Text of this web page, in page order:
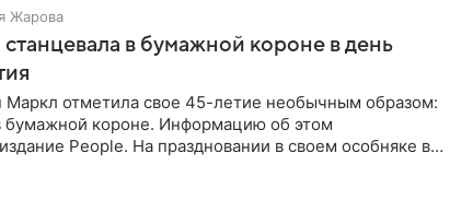
Жарова
в бумажной короне в день
Маркл отметила свое 45-летие необычным образом:
бумажной короне. Информацию об этом
People. На праздновании в своем особняке в